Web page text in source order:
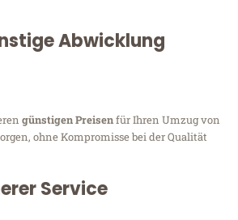
Abwicklung
günstigen Preisenfür Ihren Umzug von
ohne Kompromisse bei der Qualität
Service